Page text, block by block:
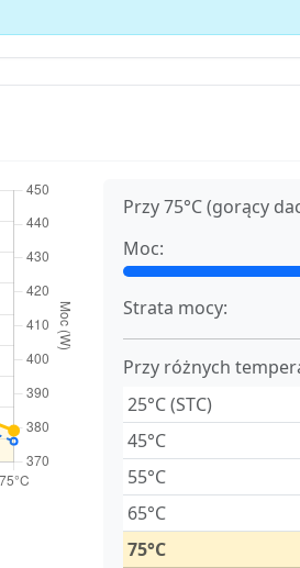
Przy 75°C (gorący
Moc:
Strata mocy:
Przy różnych
25°C (STC)
45°C
55°C
65°C
75°C